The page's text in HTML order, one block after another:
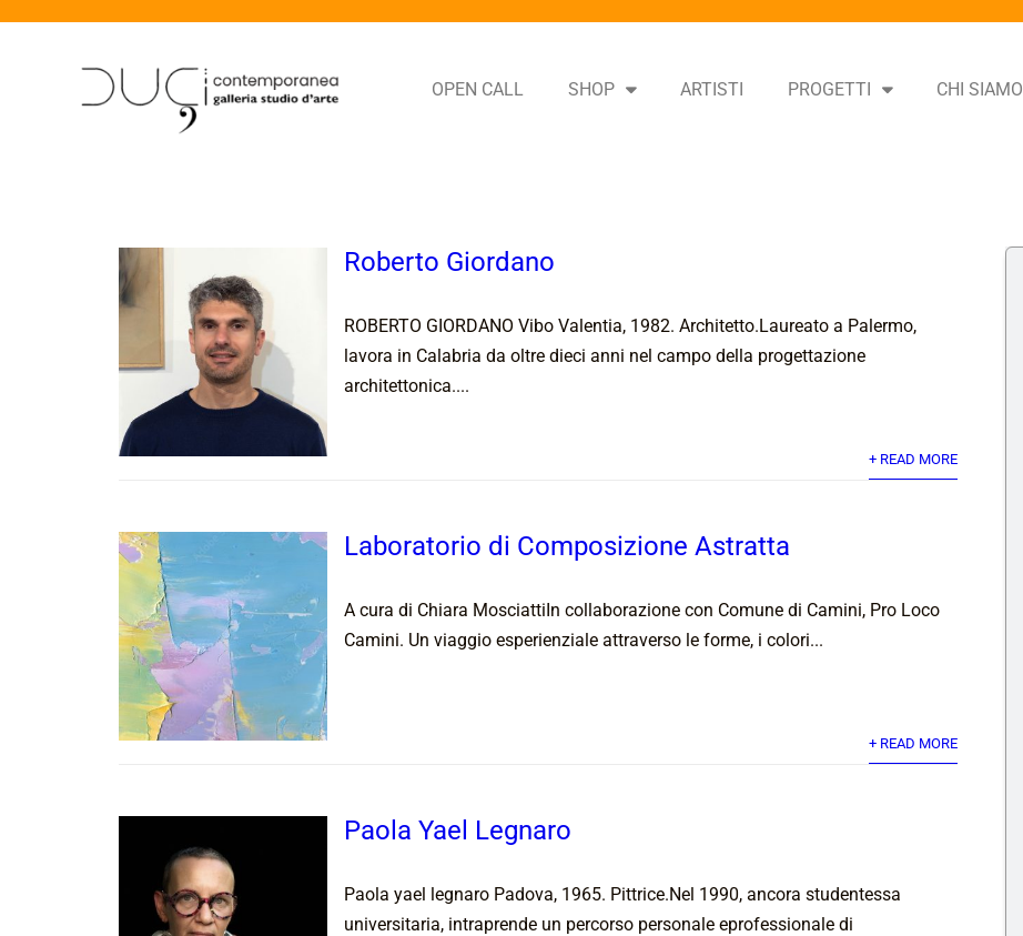
OPEN CALL SHOP ARTISTI PROGETTI CHI SIAMO
Roberto Giordano
ROBERTO GIORDANO Vibo Valentia, 1982. Architetto.Laureato a Palermo,
lavora in Calabria da oltre dieci anni nel campo della progettazione
architettonica....
+ READ MORE
Laboratorio di Composizione Astratta
A cura di Chiara MosciattiIn collaborazione con Comune di Camini, Pro Loco
Camini. Un viaggio esperienziale attraverso le forme, i colori...
+ READ MORE
Paola Yael Legnaro
Paola yael legnaro Padova, 1965. Pittrice.Nel 1990, ancora studentessa
universitaria, intraprende un percorso personale eprofessionale di